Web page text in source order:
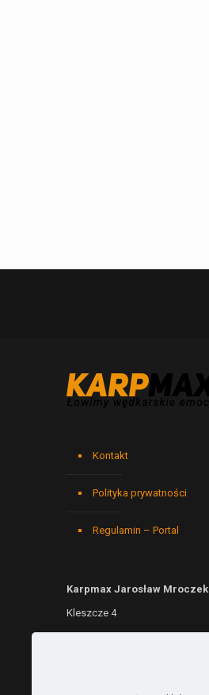
Kontakt
Polityka prywatności
Regulamin – Portal
Karpmax Jarosław Mroczek
Kleszcze 4